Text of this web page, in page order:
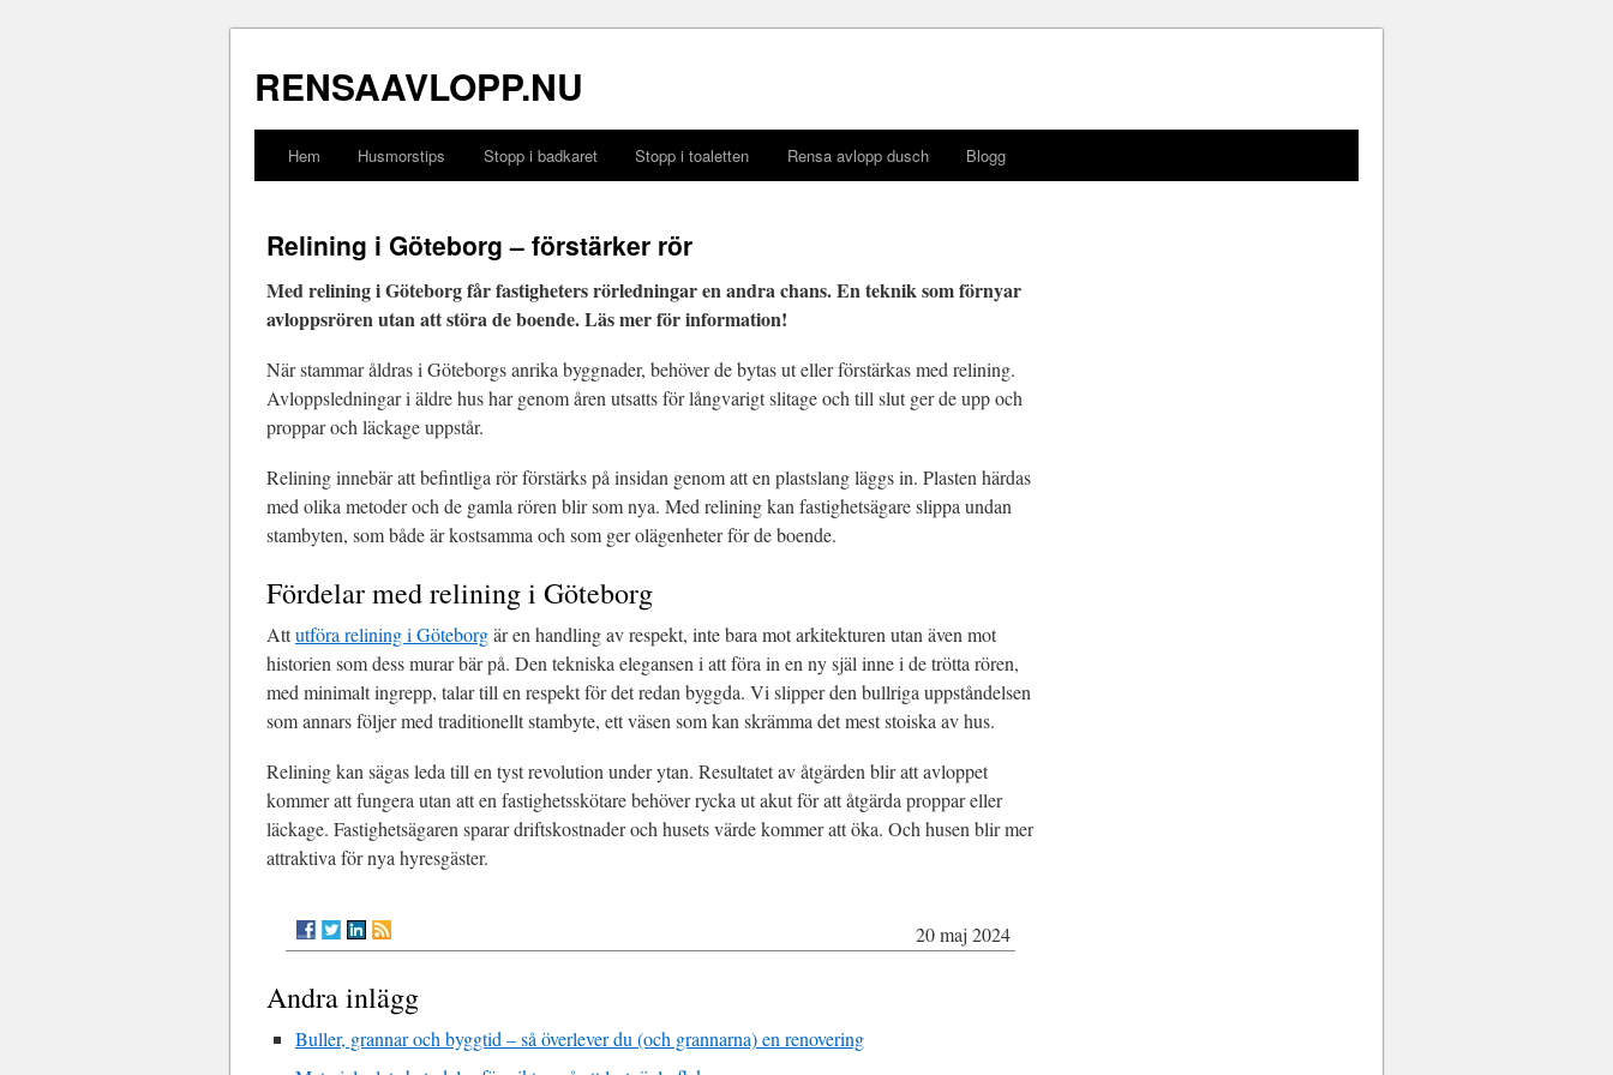
RENSAAVLOPP.NU
Hem Husmorstips Stopp i badkaret Stopp i toaletten Rensa avlopp dusch Blogg
Relining i Göteborg – förstärker rör
Med relining i Göteborg får fastigheters rörledningar en andra chans. En teknik som förnyar
avloppsrören utan att störa de boende. Läs mer för information!
När stammar åldras i Göteborgs anrika byggnader, behöver de bytas ut eller förstärkas med relining.
Avloppsledningar i äldre hus har genom åren utsatts för långvarigt slitage och till slut ger de upp och
proppar och läckage uppstår.
Relining innebär att befintliga rör förstärks på insidan genom att en plastslang läggs in. Plasten härdas
med olika metoder och de gamla rören blir som nya. Med relining kan fastighetsägare slippa undan
stambyten, som både är kostsamma och som ger olägenheter för de boende.
Fördelar med relining i Göteborg
Attutföra relining i Göteborgär en handling av respekt, inte bara mot arkitekturen utan även mot
historien som dess murar bär på. Den tekniska elegansen i att föra in en ny själ inne i de trötta rören,
med minimalt ingrepp, talar till en respekt för det redan byggda. Vi slipper den bullriga uppståndelsen
som annars följer med traditionellt stambyte, ett väsen som kan skrämma det mest stoiska av hus.
Relining kan sägas leda till en tyst revolution under ytan. Resultatet av åtgärden blir att avloppet
kommer att fungera utan att en fastighetsskötare behöver rycka ut akut för att åtgärda proppar eller
läckage. Fastighetsägaren sparar driftskostnader och husets värde kommer att öka. Och husen blir mer
attraktiva för nya hyresgäster.
20 maj 2024
Andra inlägg
Buller, grannar och byggtid – så överlever du (och grannarna) en renovering